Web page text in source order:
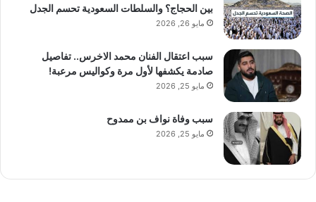
بين الحجاج؟ والسلطات السعودية تحسم الجدل
مايو 26, 2026
سبب اعتقال الفنان محمد الاخرس.. تفاصيل
صادمة يكشفها لأول مرة وكواليس مرعبة!
مايو 25, 2026
سبب وفاة نواف بن ممدوح
مايو 25, 2026